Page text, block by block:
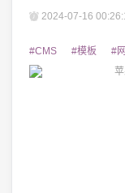
具，为企业打造炫
令人瞩目的企业网站。 1. 苹果CMS模板的特点 苹果
基于最新的HTML5
2024-07-16
#CMS #模板 #